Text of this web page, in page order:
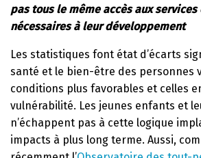
pas tous le même accès aux
nécessaires à leur développement
Les statistiques font état d’écarts
santé et le bien-être des personnes
conditions plus favorables et celles
vulnérabilité. Les jeunes enfants et
n’échappent pas à cette logique
impacts à plus long terme. Aussi,